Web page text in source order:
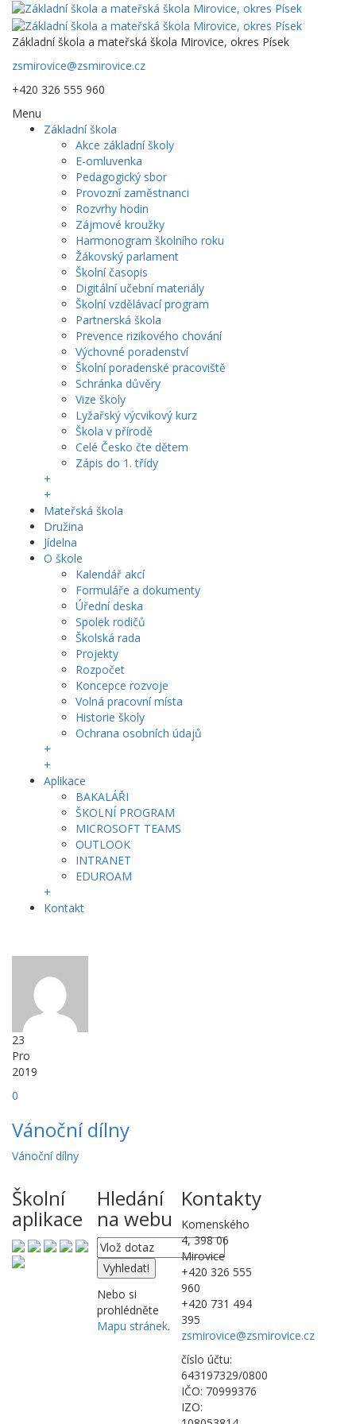
Základní škola a mateřská škola Mirovice, okres Písek
zsmirovice@zsmirovice.cz
+420 326 555 960
Menu
Základní škola
Akce základní školy
E-omluvenka
Pedagogický sbor
Provozní zaměstnanci
Rozvrhy hodin
Zájmové kroužky
Harmonogram školního roku
Žákovský parlament
Školní časopis
Digitální učební materiály
Školní vzdělávací program
Partnerská škola
Prevence rizikového chování
Výchovné poradenství
Školní poradenské pracoviště
Schránka důvěry
Vize školy
Lyžařský výcvikový kurz
Škola v přírodě
Celé Česko čte dětem
Zápis do 1. třídy
+
+
Mateřská škola
Družina
Jídelna
O škole
Kalendář akcí
Formuláře a dokumenty
Úřední deska
Spolek rodičů
Školská rada
Projekty
Rozpočet
Koncepce rozvoje
Volná pracovní místa
Historie školy
Ochrana osobních údajů
+
+
Aplikace
BAKALÁŘI
ŠKOLNÍ PROGRAM
MICROSOFT TEAMS
OUTLOOK
INTRANET
EDUROAM
+
Kontakt
23
Pro
2019
0
Vánoční dílny
Vánoční dílny
Školní
aplikace
Hledání
na webu
Nebo si
prohlédněte
Mapu stránek.
Kontakty
Komenského
4, 398 06
Mirovice
+420 326 555
960
+420 731 494
395
zsmirovice@zsmirovice.cz
číslo účtu:
643197329/0800
IČO: 70999376
IZO: